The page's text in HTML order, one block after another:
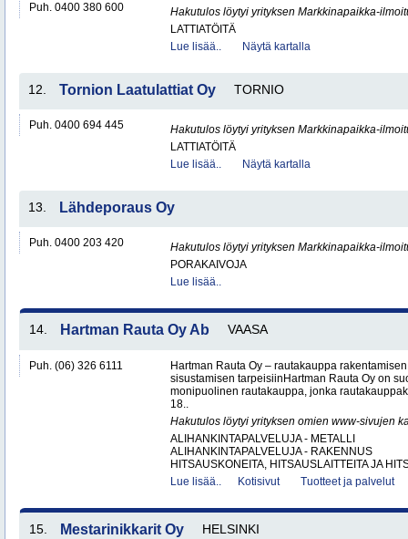
Puh. 0400 380 600
Hakutulos löytyi yrityksen Markkinapaikka-
LATTIATÖITÄ
Lue lisää..
Näytä kartalla
12. Tornion Laatulattiat Oy TORNIO
Puh. 0400 694 445
Hakutulos löytyi yrityksen Markkinapaikka-
LATTIATÖITÄ
Lue lisää..
Näytä kartalla
13. Lähdeporaus Oy
Puh. 0400 203 420
Hakutulos löytyi yrityksen Markkinapaikka-
PORAKAIVOJA
Lue lisää..
14. Hartman Rauta Oy Ab VAASA
Puh. (06) 326 6111
Hartman Rauta Oy – rautakauppa
sisustamisen tarpeisiinHartman Rauta Oy on
monipuolinen rautakauppa, jonka
18..
Hakutulos löytyi yrityksen omien www-sivujen
ALIHANKINTAPALVELUJA - METALLI
ALIHANKINTAPALVELUJA - RAKENNUS
HITSAUSKONEITA, HITSAUSLAITTEITA JA
Lue lisää..
Kotisivut Tuotteet ja palvelut
15. Mestarinikkarit Oy HELSINKI